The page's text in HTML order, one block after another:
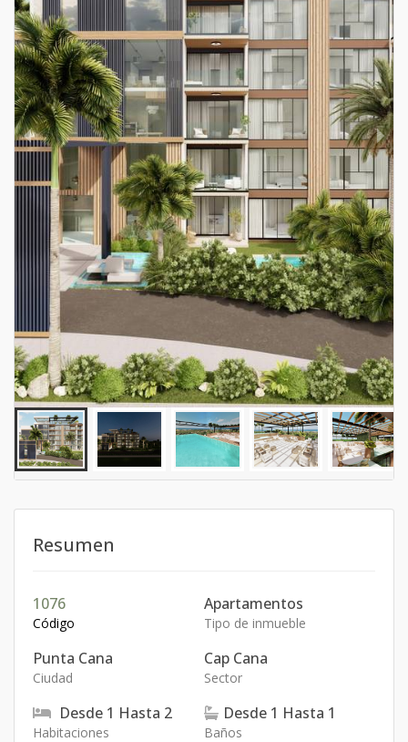
Resumen
1076
Código
Apartamentos
Tipo de inmueble
Punta Cana
Ciudad
Cap Cana
Sector
Desde 1 Hasta 2
Habitaciones
Desde 1 Hasta 1
Baños